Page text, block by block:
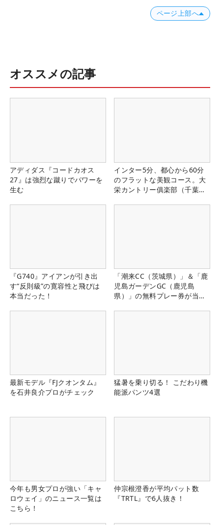
ページ上部へ
オススメの記事
アディダス『コードカオス
27』は強烈な蹴りでパワーを
生む
インター5分、都心から60分
のフラットな美観コース。大
栄カントリー俱楽部（千葉
『G740』アイアンが引き出
す“反則級”の寛容性と飛びは
本当だった！
「潮来CC（茨城県）」＆「鹿
児島ガーデンGC（鹿児島
県）」の無料プレー券が当た
最新モデル『FJクオンタム』
を石井良介プロがチェック
猛暑を乗り切る！ こだわり機
能派パンツ4選
今年も男女プロが強い「キャ
ロウェイ」のニュース一覧は
こちら！
仲宗根澄香が平均パット数
『TRTL』で6人抜き！